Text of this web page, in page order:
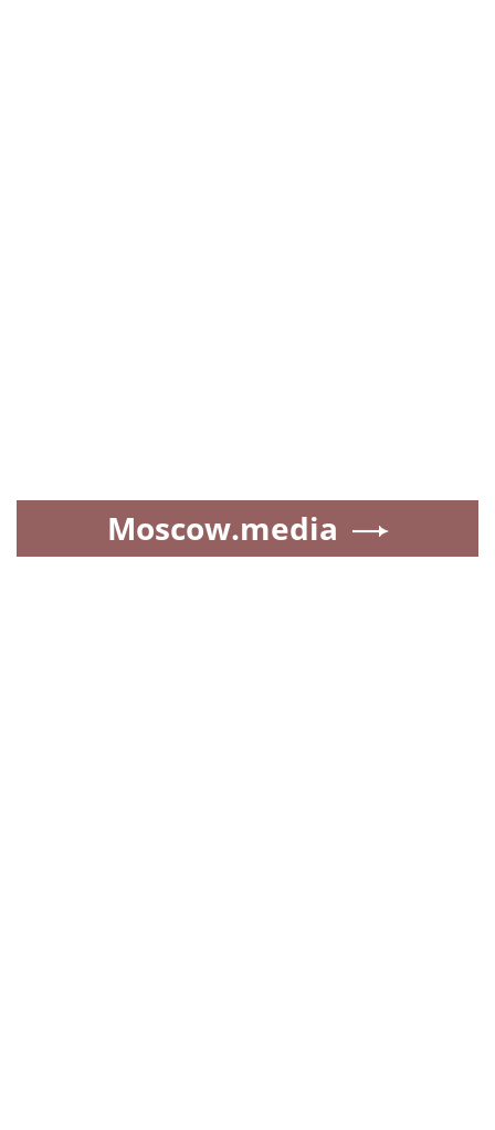
Moscow.media